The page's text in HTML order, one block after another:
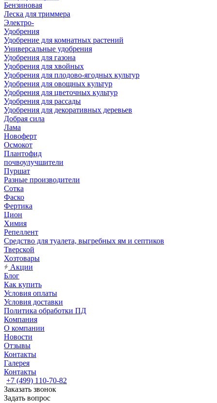
Бензиновая
Леска для триммера
Электро-
Удобрения
Удобрение для комнатных растений
Универсальные удобрения
Удобрения для газона
Удобрения для хвойных
Удобрения для плодово-ягодных культур
Удобрения для овощных культур
Удобрения для цветочных культур
Удобрения для рассады
Удобрения для декоративных деревьев
Добрая сила
Лама
Новоферт
Осмокот
Плантофид
почвоулучшители
Пуршат
Разные производители
Сотка
Фаско
Фертика
Цион
Химия
Репеллент
Средство для туалета, выгребных ям и септиков
Тверской
Хозтовары
Акции
Блог
Как купить
Условия оплаты
Условия доставки
Политика обработки ПД
Компания
О компании
Новости
Отзывы
Контакты
Галерея
Контакты
+7 (499) 110-70-82
Заказать звонок
Задать вопрос